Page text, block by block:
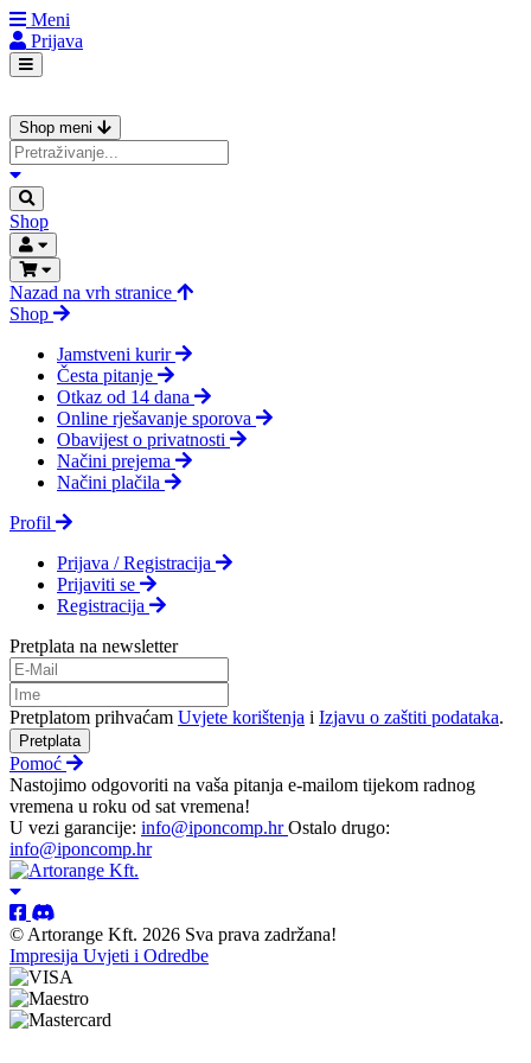
Meni
Prijava
Shop meni
Shop
Nazad na vrh stranice
Shop
Jamstveni kurir
Česta pitanje
Otkaz od 14 dana
Online rješavanje sporova
Obavijest o privatnosti
Načini prejema
Načini plačila
Profil
Prijava / Registracija
Prijaviti se
Registracija
Pretplata na newsletter
Pretplatom prihvaćam Uvjete korištenja i Izjavu o zaštiti podataka.
Pretplata
Pomoć
Nastojimo odgovoriti na vaša pitanja e-mailom tijekom radnog
vremena u roku od sat vremena!
U vezi garancije: info@iponcomp.hrOstalo drugo:
info@iponcomp.hr
© Artorange Kft. 2026 Sva prava zadržana!
Impresija Uvjeti i Odredbe